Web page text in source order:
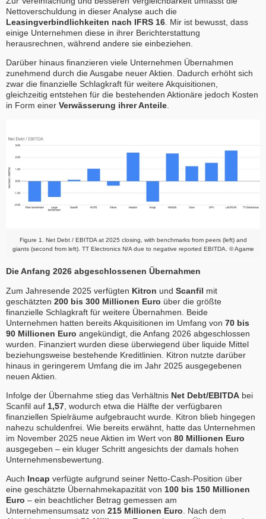
Nettoverschuldung in dieser Analyse auch die
Leasingverbindlichkeiten nach IFRS 16 . Mir ist bewusst, dass
einige Unternehmen diese in ihrer Berichterstattung
herausrechnen, während andere sie einbeziehen.
Darüber hinaus finanzieren viele Unternehmen Übernahmen
zunehmend durch die Ausgabe neuer Aktien. Dadurch erhöht sich
zwar die finanzielle Schlagkraft für weitere Akquisitionen,
gleichzeitig entstehen für die bestehenden Aktionäre jedoch Kosten
in Form einer Verwässerung ihrer Anteile.
Figure 1. Net Debt / EBITDA at 2025 closing, with benchmarks from peers (left) and
giants (second from left). TT Electronics N/A due to negative reported EBITDA. © Agame
Die Anfang 2026 abgeschlossenen Übernahmen
Zum Jahresende 2025 verfügten Kitron und Scanfil mit
geschätzten 200 bis 300 Millionen Euro über die größte
finanzielle Schlagkraft für weitere Übernahmen. Beide
Unternehmen hatten bereits Akquisitionen im Umfang von 70 bis
90 Millionen Euro angekündigt, die Anfang 2026 abgeschlossen
wurden. Finanziert wurden diese überwiegend über liquide Mittel
beziehungsweise bestehende Kreditlinien. Kitron nutzte darüber
hinaus in geringerem Umfang die im Jahr 2025 ausgegebenen
neuen Aktien.
Infolge der Übernahme stieg das Verhältnis Net Debt/EBITDA bei
Scanfil auf 1,57 , wodurch etwa die Hälfte der verfügbaren
finanziellen Spielräume aufgebraucht wurde. Kitron blieb hingegen
nahezu schuldenfrei. Wie bereits erwähnt, hatte das Unternehmen
im November 2025 neue Aktien im Wert von 80 Millionen Euro
ausgegeben – ein kluger Schritt angesichts der damals hohen
Unternehmensbewertung.
Auch Incap verfügte aufgrund seiner Netto-Cash-Position über
eine geschätzte Übernahmekapazität von 100 bis 150 Millionen
Euro – ein beachtlicher Betrag gemessen am
Unternehmensumsatz von 215 Millionen Euro. Nach dem